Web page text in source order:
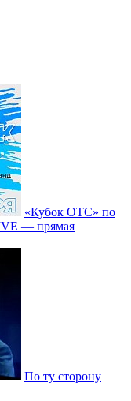
«Кубок ОТС» по
— прямая
По ту сторону